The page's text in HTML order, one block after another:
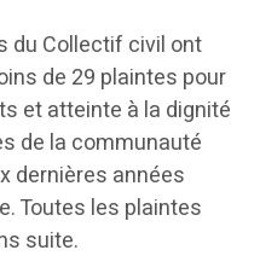
du Collectif civil ont
de 29 plaintes pour
et atteinte à la dignité
de la communauté
dernières années
Toutes les plaintes
suite.